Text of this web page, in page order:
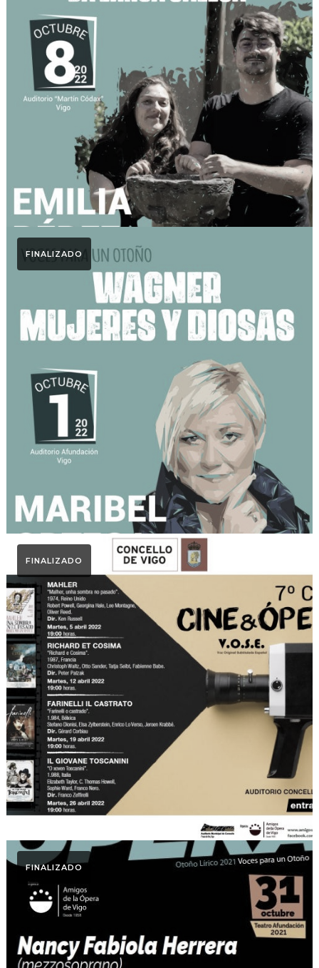
Novas Voces. Otoño
Lírico 2022
WAGNER. MUJERES Y
DIOSAS. Otoño Lírico 2022.
Maribel Ortega
Otoño Lírico
FINALIZADO
Ciclo Cine y Ópera 2022
Ciclo Cine & Ópera
FINALIZADO
FINALIZADO